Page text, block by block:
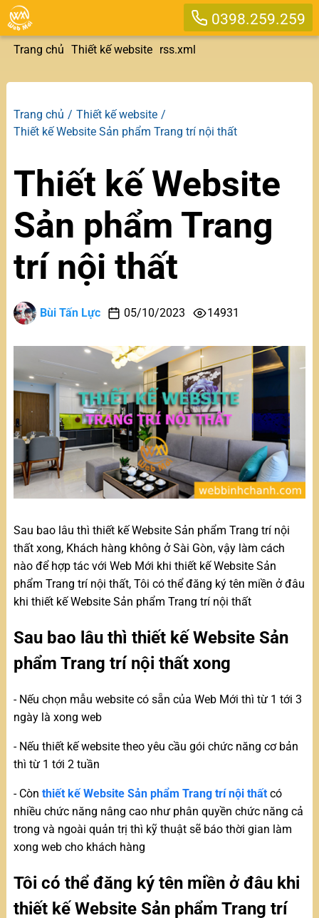
0398.259.259
Trang chủ Thiết kế website rss.xml
Trang chủ
Thiết kế website
Thiết kế Website Sản phẩm Trang trí nội thất
Thiết kế Website
Sản phẩm Trang
trí nội thất
Bùi Tấn Lực 05/10/2023 14931
Sau bao lâu thì thiết kế Website Sản phẩm Trang trí nội
thất xong, Khách hàng không ở Sài Gòn, vậy làm cách
nào để hợp tác với Web Mới khi thiết kế Website Sản
phẩm Trang trí nội thất, Tôi có thể đăng ký tên miền ở đâu
khi thiết kế Website Sản phẩm Trang trí nội thất
Sau bao lâu thì thiết kế Website Sản
phẩm Trang trí nội thất xong
- Nếu chọn mẫu website có sẵn của Web Mới thì từ 1 tới 3
ngày là xong web
- Nếu thiết kế website theo yêu cầu gói chức năng cơ bản
thì từ 1 tới 2 tuần
- Còn thiết kế Website Sản phẩm Trang trí nội thấtcó
nhiều chức năng nâng cao như phân quyền chức năng cả
trong và ngoài quản trị thì kỹ thuật sẽ báo thời gian làm
xong web cho khách hàng
Tôi có thể đăng ký tên miền ở đâu khi
thiết kế Website Sản phẩm Trang trí